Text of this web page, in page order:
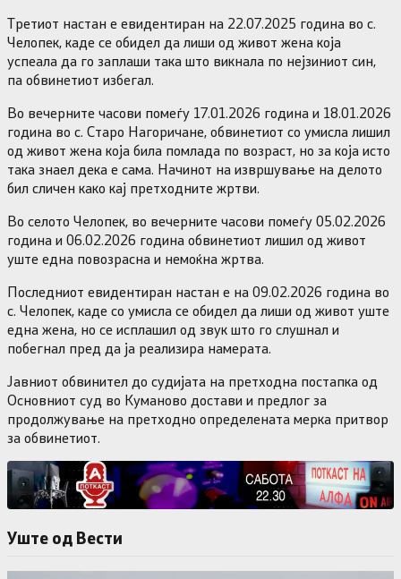
Третиот настан е евидентиран на 22.07.2025 година во с.
Челопек, каде се обидел да лиши од живот жена која
успеала да го заплаши така што викнала по нејзиниот син,
па обвинетиот избегал.
Во вечерните часови помеѓу 17.01.2026 година и 18.01.2026
година во с. Старо Нагоричане, обвинетиот со умисла лишил
од живот жена која била помлада по возраст, но за која исто
така знаел дека е сама. Начинот на извршување на делото
бил сличен како кај претходните жртви.
Во селото Челопек, во вечерните часови помеѓу 05.02.2026
година и 06.02.2026 година обвинетиот лишил од живот
уште една повозрасна и немоќна жртва.
Последниот евидентиран настан е на 09.02.2026 година во
с. Челопек, каде со умисла се обидел да лиши од живот уште
една жена, но се исплашил од звук што го слушнал и
побегнал пред да ја реализира намерата.
Јавниот обвинител до судијата на претходна постапка од
Основниот суд во Куманово достави и предлог за
продолжување на претходно определената мерка притвор
за обвинетиот.
Уште од Вести